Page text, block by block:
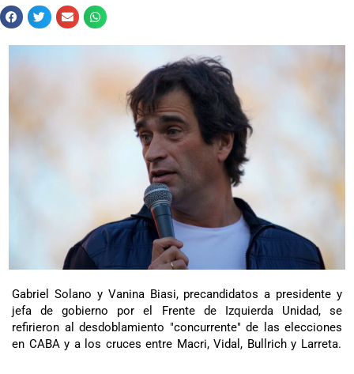
Gabriel Solano y Vanina Biasi, precandidatos a presidente y
jefa de gobierno por el Frente de Izquierda Unidad, se
refirieron al desdoblamiento "concurrente" de las elecciones
en CABA y a los cruces entre Macri, Vidal, Bullrich y Larreta.